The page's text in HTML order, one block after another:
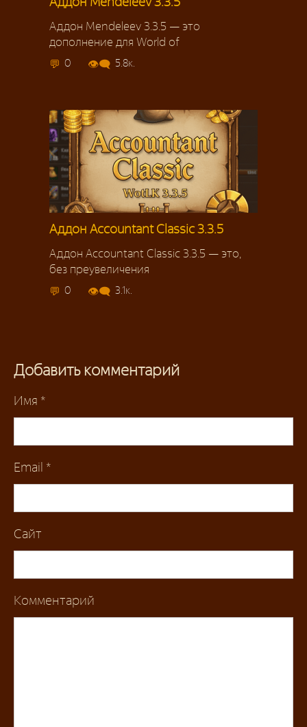
Аддон Mendeleev 3.3.5 — это
дополнение для World of
0 5.8к.
Аддон Accountant Classic 3.3.5
Аддон Accountant Classic 3.3.5 — это,
без преувеличения
0 3.1к.
Добавить комментарий
Имя *
Email *
Сайт
Комментарий